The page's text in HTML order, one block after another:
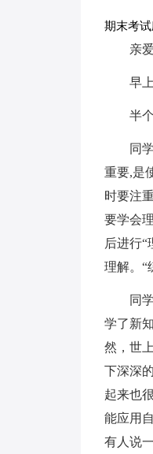
期末考
亲
早
半
同
重要,是
时要注
要学会
后进行“
理解。“
同
学了新
然，世
下深深
起来也
能应用
有人说